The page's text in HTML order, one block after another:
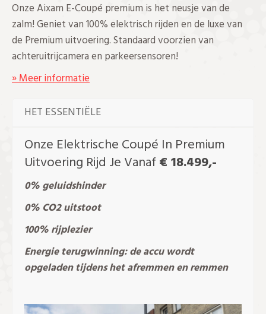
Onze Aixam E-Coupé premium is het neusje van de
zalm! Geniet van 100% elektrisch rijden en de luxe van
de Premium uitvoering. Standaard voorzien van
achteruitrijcamera en parkeersensoren!
» Meer informatie
HET ESSENTIËLE
Onze Elektrische Coupé In Premium
Uitvoering Rijd Je Vanaf € 18.499,-
0% geluidshinder
0% CO2 uitstoot
100% rijplezier
Energie terugwinning: de accu wordt
opgeladen tijdens het afremmen en remmen